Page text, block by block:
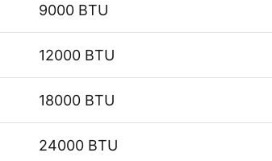
9000 BTU
12000 BTU
18000 BTU
24000 BTU